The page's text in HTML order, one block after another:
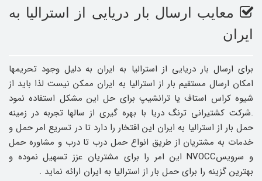
معایب ارسال بار دریایی از استرالیا به
ایران
برای ارسال بار دریایی از استرالیا به ایران به دلیل وجود تحریمها
امکان ارسال مستقیم بار از استرالیا به ایران ممکن نیست لذا باید از
شیوه کراس استاف یا ترانشیپ برای حل این مشکل استفاده نمود
.شرکت کشتیرانی ترنگ دریا با بهره گیری از سالها تجربه در زمینه
حمل بار از استرالیا به ایران این افتخار را دارد تا در تسریع امر حمل و
خدمات به مشتریان از طریق انواع حمل درب تا درب و مشاوره حمل
و سرویسNVOCC این امر را برای مشتریان عزز تسهیل نموده و
بهترین گزینه را برای حمل بار از استرالیا به ایران ارائه نماید .